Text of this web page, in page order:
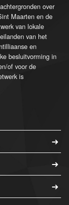
over
Maarten en de
van lokale
van het
en
besluitvorming in
of voor de
is